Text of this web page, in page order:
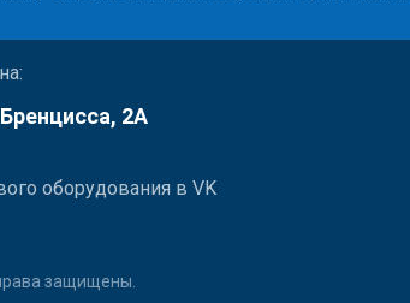
2А
оборудования в VK
защищены.